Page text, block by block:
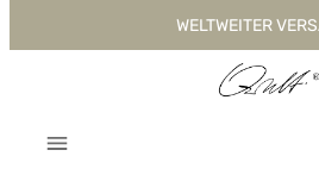
Zum Hauptinhalt springen
WELTWEITER